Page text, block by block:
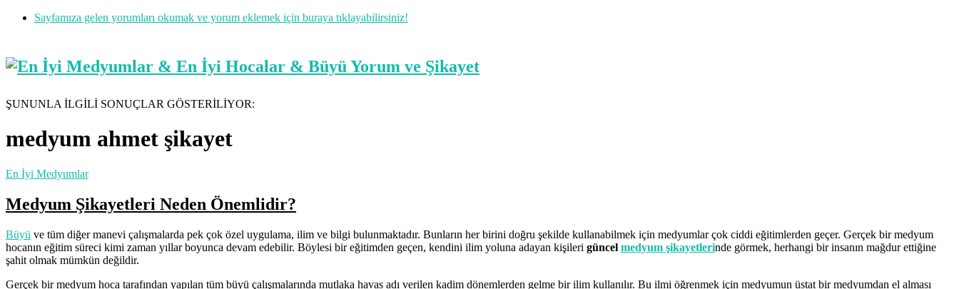
Sayfamıza gelen yorumları okumak ve yorum eklemek için buraya tıklayabilirsiniz!
ŞUNUNLA İLGİLİ SONUÇLAR GÖSTERİLİYOR:
medyum ahmet şikayet
En İyi Medyumlar
Medyum Şikayetleri Neden Önemlidir?
Büyü ve tüm diğer manevi çalışmalarda pek çok özel uygulama, ilim ve bilgi bulunmaktadır. Bunların her birini doğru şekilde kullanabilmek için medyumlar çok ciddi eğitimlerden geçer. Gerçek bir medyum
hocanın eğitim süreci kimi zaman yıllar boyunca devam edebilir. Böylesi bir eğitimden geçen, kendini ilim yoluna adayan kişileri güncel medyum şikayetlerinde görmek, herhangi bir insanın mağdur ettiğine
şahit olmak mümkün değildir.
Gerçek bir medyum hoca tarafından yapılan tüm büyü çalışmalarında mutlaka havas adı verilen kadim dönemlerden gelme bir ilim kullanılır. Bu ilmi öğrenmek için medyumun üstat bir medyumdan el alması